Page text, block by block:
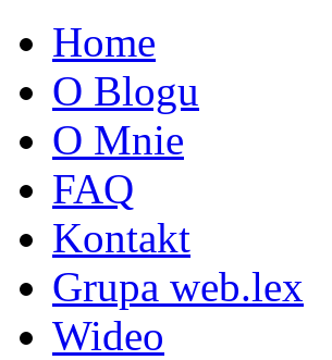
Home
O Blogu
O Mnie
FAQ
Kontakt
Grupa web.lex
Wideo